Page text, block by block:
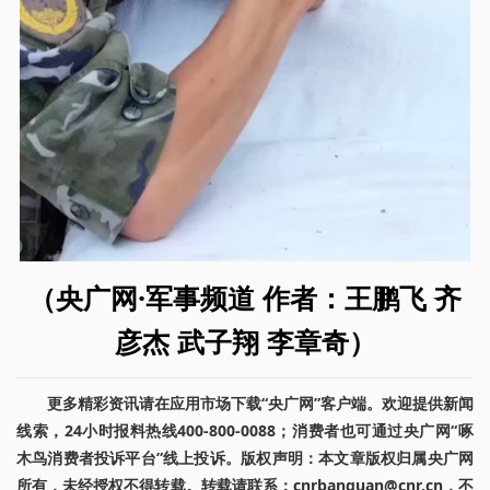
（央广网·军事频道 作者：王鹏飞 齐
彦杰 武子翔 李章奇）
更多精彩资讯请在应用市场下载“央广网”客户端。欢迎提供新闻
线索，24小时报料热线400-800-0088；消费者也可通过央广网“啄
木鸟消费者投诉平台”线上投诉。版权声明：本文章版权归属央广网
所有，未经授权不得转载。转载请联系：cnrbanquan@cnr.cn，不